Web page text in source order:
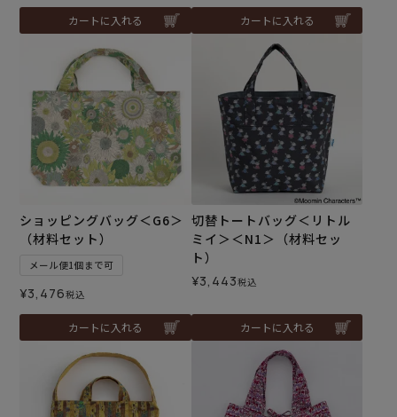
カートに入れる カートに入れる
ショッピングバッグ＜G6＞
（材料セット）
メール便1個まで可
¥3,476税込
カートに入れる
切替トートバッグ＜リトル
ミイ＞＜N1＞（材料セッ
ト）
¥3,443税込
カートに入れる